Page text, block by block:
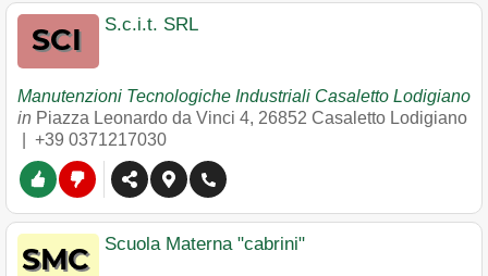
S.c.i.t. SRL
Manutenzioni Tecnologiche Industriali Casaletto Lodigiano
in Piazza Leonardo da Vinci 4, 26852 Casaletto Lodigiano
+39 0371217030
Scuola Materna "cabrini"